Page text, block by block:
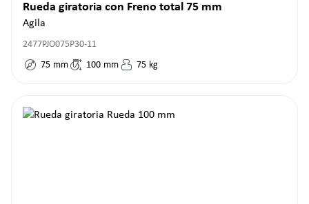
Rueda giratoria con Freno total 75 mm
Agila
2477PJO075P30-11
75 mm 100 mm 75 kg